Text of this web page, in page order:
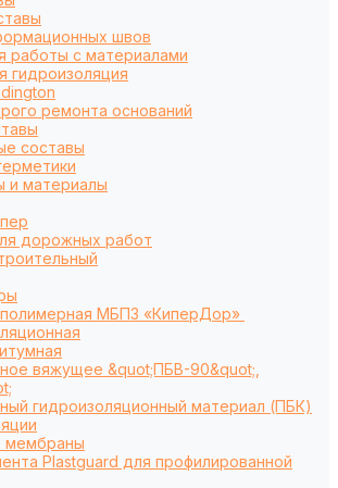
швов
работы с материалами
гидроизоляция
ремонта оснований
составы
и материалы
дорожных работ
МБПЗ «КиперДор»
вяжущее &quot;ПБВ-90&quot;,
гидроизоляционный материал (ПБК)
мембраны
Plastguard для профилированной